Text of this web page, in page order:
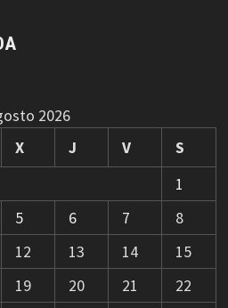
2026
X J V
S
1
5 6 7
8
12 13 14
15
19 20 21
22